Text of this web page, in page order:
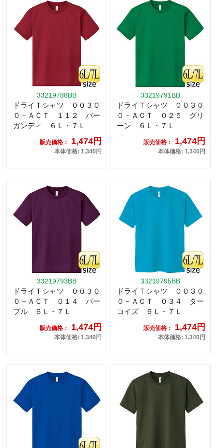
33219788BB
ドライＴシャツ ００３０
０－ＡＣＴ １１２ バー
ガンディ ６Ｌ・７Ｌ
販売価格： 1,474円
本体価格: 1,340円
33219791BB
ドライＴシャツ ００３０
０－ＡＣＴ ０２５ グリ
ーン ６Ｌ・７Ｌ
販売価格： 1,474円
本体価格: 1,340円
33219793BB
ドライＴシャツ ００３０
０－ＡＣＴ ０１４ パー
プル ６Ｌ・７Ｌ
販売価格： 1,474円
本体価格: 1,340円
33219795BB
ドライＴシャツ ００３０
０－ＡＣＴ ０３４ ター
コイズ ６Ｌ・７Ｌ
販売価格： 1,474円
本体価格: 1,340円